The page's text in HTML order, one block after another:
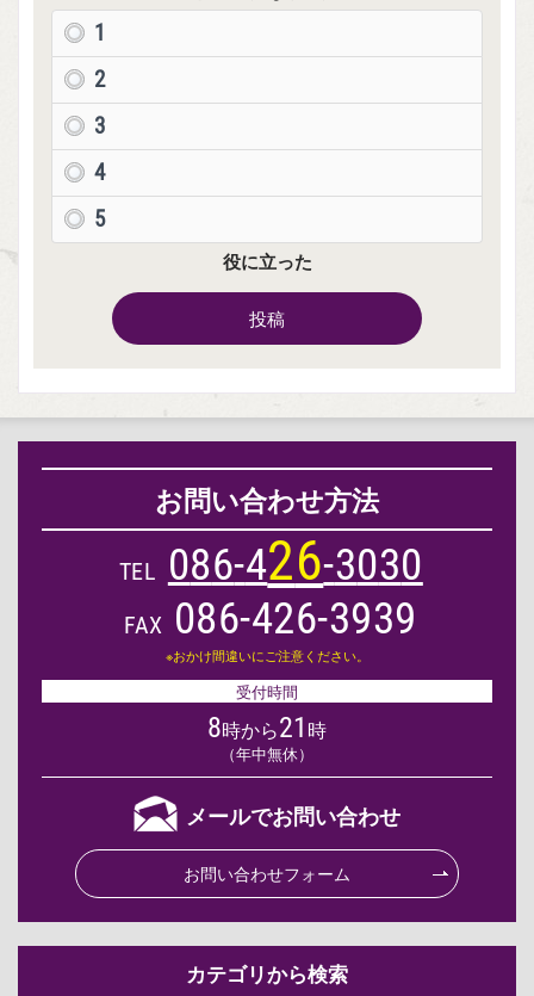
1
2
3
4
5
役に立った
投稿
お問い合わせ方法
TEL 086-426-3030
FAX 086-426-3939
※おかけ間違いにご注意ください。
受付時間
8時から21 時
（年中無休）
メールでお問い合わせ
お問い合わせフォーム
カテゴリから検索